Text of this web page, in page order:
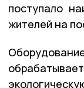
поступало
жителей на